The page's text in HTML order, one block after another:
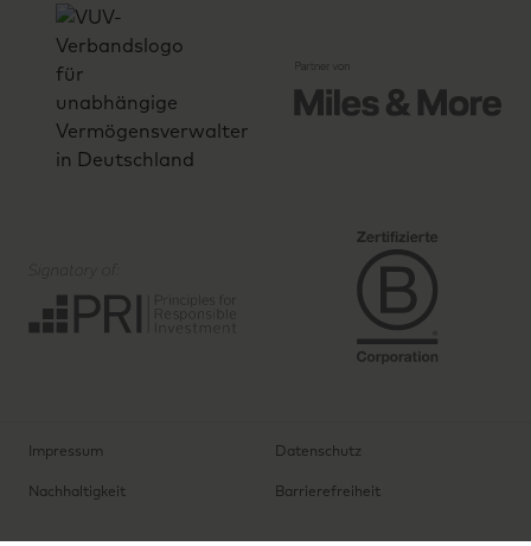
Impressum Datenschutz
Nachhaltigkeit Barrierefreiheit